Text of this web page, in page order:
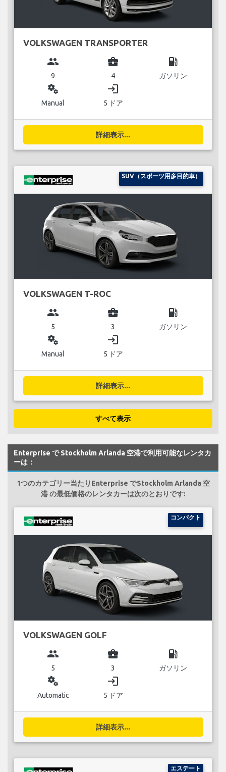
VOLKSWAGEN TRANSPORTER
group
9
business_center
4
local_gas_station
ガソリン
miscellaneous_services
Manual
login
5 ドア
詳細表示...
SUV（スポーツ用多目的車）
VOLKSWAGEN T-ROC
group
5
business_center
3
local_gas_station
ガソリン
miscellaneous_services
Manual
login
5 ドア
詳細表示...
すべて表示
Enterprise で Stockholm Arlanda 空港で利用可能なレンタカ
ーは：
1つのカテゴリー当たりEnterprise でStockholm Arlanda 空
港 の最低価格のレンタカーは次のとおりです:
コンパクト
VOLKSWAGEN GOLF
group
5
business_center
3
local_gas_station
ガソリン
miscellaneous_services
Automatic
login
5 ドア
詳細表示...
エステート